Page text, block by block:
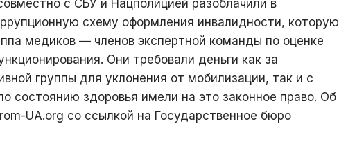
с СБУ и Нацполицией разоблачили в
схему оформления инвалидности, которую
медиков — членов экспертной команды по оценке
Они требовали деньги как за
группы для уклонения от мобилизации, так и с
состоянию здоровья имели на это законное право. Об
UA.org со ссылкой на Государственное бюро